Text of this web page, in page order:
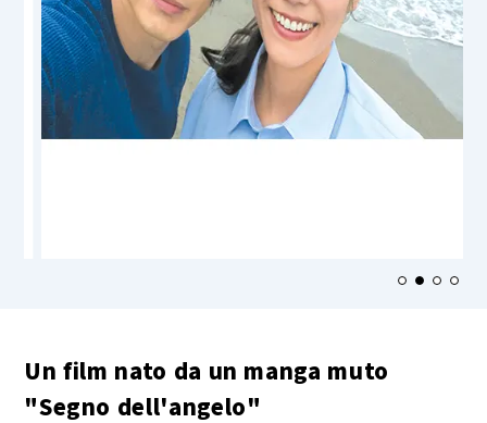
Un film nato da un manga muto
"Segno dell'angelo"